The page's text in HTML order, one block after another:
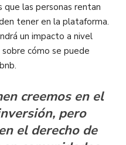
las personas rentan
tener en la plataforma.
un impacto a nivel
cómo se puede
creemos en el
pero
el derecho de